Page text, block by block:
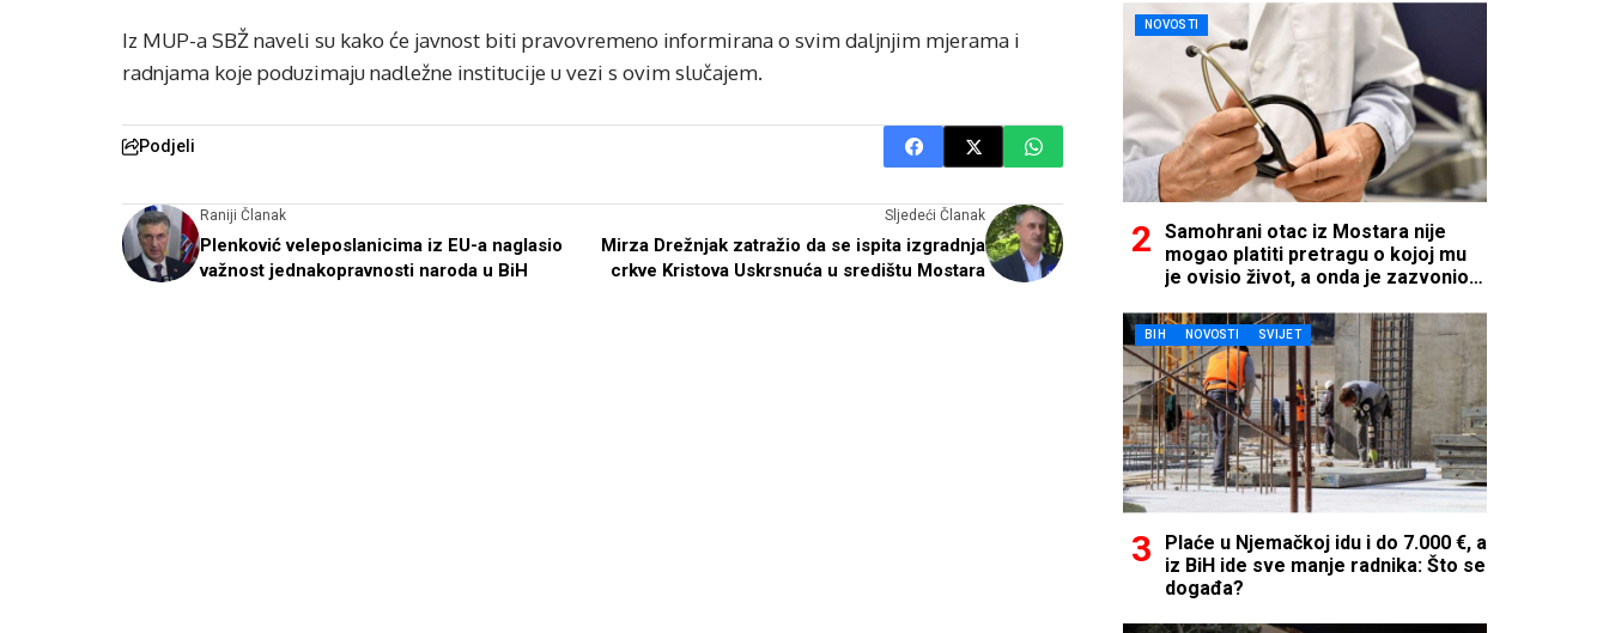
Iz MUP-a SBŽ naveli su kako će javnost biti pravovremeno informirana o svim daljnjim mjerama i
radnjama koje poduzimaju nadležne institucije u vezi s ovim slučajem.
Podjeli
Raniji Članak
Plenković veleposlanicima iz EU-a naglasio
važnost jednakopravnosti naroda u BiH
Sljedeći Članak
Mirza Drežnjak zatražio da se ispita izgradnja
crkve Kristova Uskrsnuća u središtu Mostara
NOVOSTI
Samohrani otac iz Mostara nije
mogao platiti pretragu o kojoj mu
je ovisio život, a onda je zazvonio
BIH NOVOSTI SVIJET
Plaće u Njemačkoj idu i do 7.000 €, a
iz BiH ide sve manje radnika: Što se
događa?